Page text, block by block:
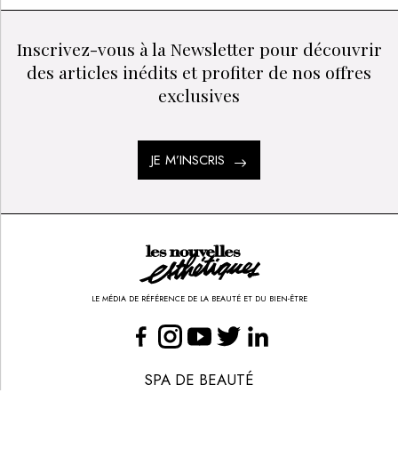
Inscrivez-vous à la Newsletter pour découvrir
des articles inédits et profiter de nos offres
exclusives
JE M’INSCRIS
LE MÉDIA DE RÉFÉRENCE DE LA BEAUTÉ ET DU BIEN-ÊTRE
SPA DE BEAUTÉ